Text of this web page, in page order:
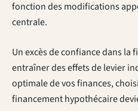
fonction des modifications
centrale.
Un excès de confiance dans la
entraîner des effets de levier
optimale de vos finances,
financement hypothécaire